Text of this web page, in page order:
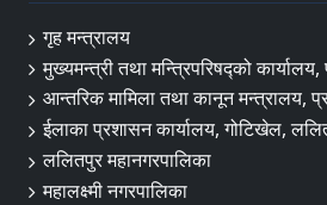
गृह मन्त्रालय
मुख्यमन्त्री तथा मन्त्रिपरिषद्को
आन्तरिक मामिला तथा कानून मन्त्रालय,
ईलाका प्रशासन कार्यालय, गोटिखेल,
ललितपुर महानगरपालिका
महालक्ष्मी नगरपालिका